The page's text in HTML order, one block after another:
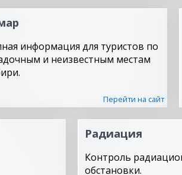
информация для туристов по
и неизвестным местам
Перейти на сайт
Радиация
Контроль
обстановки.